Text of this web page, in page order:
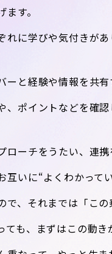
す。
れに学びや気付きが
ーと経験や情報を共
、ポイントなどを確
ローチをうたい、連
互いに“よくわかって
で、それまでは「こ
ても、まずはこの動